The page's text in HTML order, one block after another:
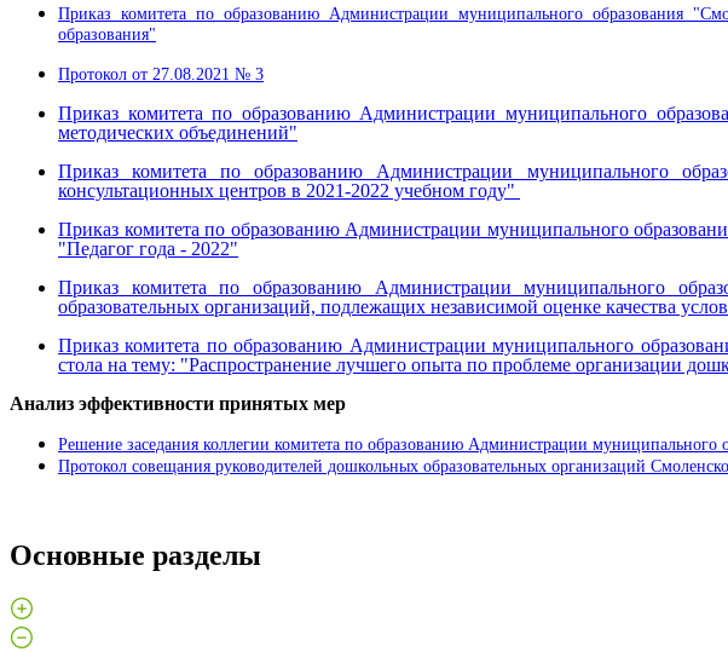
Приказ комитета по образованию Администрации муниципального образования
образования"
Протокол от 27.08.2021 № 3
Приказ комитета по образованию Администрации муниципального
методических объединений"
Приказ комитета по образованию Администрации муниципального
консультационных центров в 2021-2022 учебном году"
Приказ комитета по образованию Администрации муниципального
"Педагог года - 2022"
Приказ комитета по образованию Администрации муниципального
образовательных организаций, подлежащих независимой оценке качества
Приказ комитета по образованию Администрации муниципального
стола на тему: "Распространение лучшего опыта по проблеме организации
Анализ эффективности принятых мер
Решение заседания коллегии комитета по образованию Администрации
Протокол совещания руководителей дошкольных образовательных организаций
Основные разделы